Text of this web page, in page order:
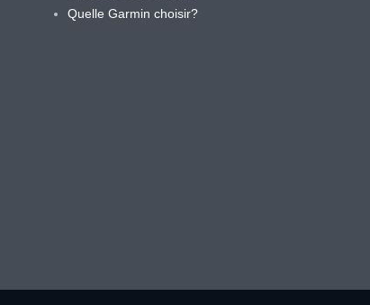
Quelle Garmin choisir?